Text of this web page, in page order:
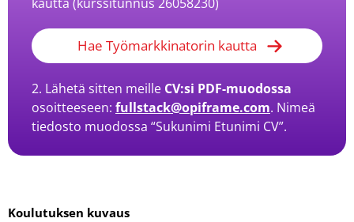
Hae Työmarkkinatorin kautta
2. Lähetä sitten meille CV:si PDF-muodossa
osoitteeseen: fullstack@opiframe.com. Nimeä
tiedosto muodossa “Sukunimi Etunimi CV”.
Koulutuksen kuvaus